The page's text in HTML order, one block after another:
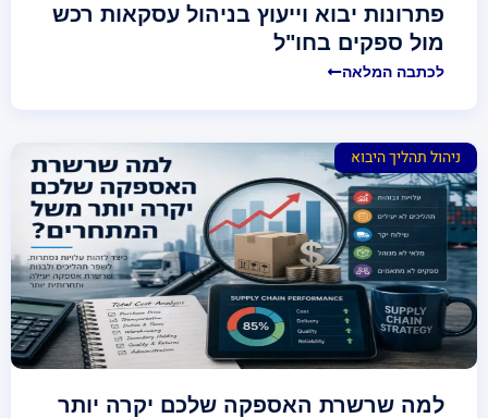
פתרונות יבוא וייעוץ בניהול עסקאות רכש
מול ספקים בחו"ל
לכתבה המלאה
ניהול תהליך היבוא
למה שרשרת האספקה שלכם יקרה יותר